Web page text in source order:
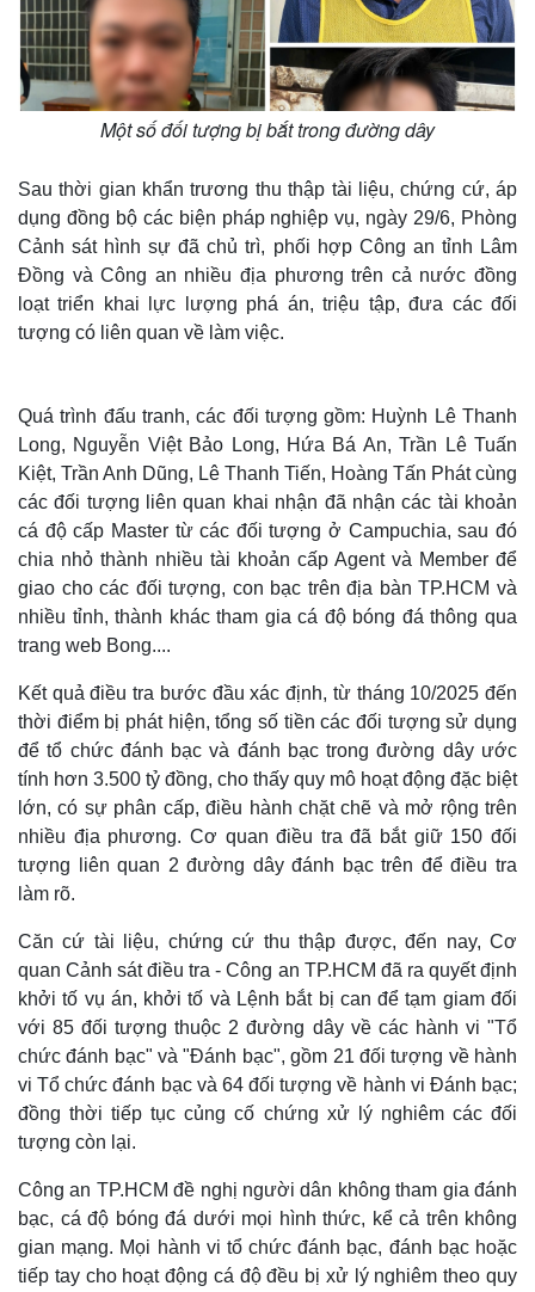
Thế giới
Quan sát
Cuộc sống đó đây
Hồ sơ
Multimedia
Ảnh
E-Magazine
Infographic
Một số đối tượng bị bắt trong đường dây
Sau thời gian khẩn trương thu thập tài liệu, chứng cứ, áp
dụng đồng bộ các biện pháp nghiệp vụ, ngày 29/6, Phòng
Cảnh sát hình sự đã chủ trì, phối hợp Công an tỉnh Lâm
Đồng và Công an nhiều địa phương trên cả nước đồng
loạt triển khai lực lượng phá án, triệu tập, đưa các đối
tượng có liên quan về làm việc.
Quá trình đấu tranh, các đối tượng gồm: Huỳnh Lê Thanh
Long, Nguyễn Việt Bảo Long, Hứa Bá An, Trần Lê Tuấn
Kiệt, Trần Anh Dũng, Lê Thanh Tiến, Hoàng Tấn Phát cùng
các đối tượng liên quan khai nhận đã nhận các tài khoản
cá độ cấp Master từ các đối tượng ở Campuchia, sau đó
chia nhỏ thành nhiều tài khoản cấp Agent và Member để
giao cho các đối tượng, con bạc trên địa bàn TP.HCM và
nhiều tỉnh, thành khác tham gia cá độ bóng đá thông qua
trang web Bong....
Kết quả điều tra bước đầu xác định, từ tháng 10/2025 đến
thời điểm bị phát hiện, tổng số tiền các đối tượng sử dụng
để tổ chức đánh bạc và đánh bạc trong đường dây ước
tính hơn 3.500 tỷ đồng, cho thấy quy mô hoạt động đặc biệt
lớn, có sự phân cấp, điều hành chặt chẽ và mở rộng trên
nhiều địa phương. Cơ quan điều tra đã bắt giữ 150 đối
tượng liên quan 2 đường dây đánh bạc trên để điều tra
làm rõ.
Căn cứ tài liệu, chứng cứ thu thập được, đến nay, Cơ
quan Cảnh sát điều tra - Công an TP.HCM đã ra quyết định
khởi tố vụ án, khởi tố và Lệnh bắt bị can để tạm giam đối
với 85 đối tượng thuộc 2 đường dây về các hành vi "Tổ
chức đánh bạc" và "Đánh bạc", gồm 21 đối tượng về hành
vi Tổ chức đánh bạc và 64 đối tượng về hành vi Đánh bạc;
đồng thời tiếp tục củng cố chứng xử lý nghiêm các đối
tượng còn lại.
Công an TP.HCM đề nghị người dân không tham gia đánh
bạc, cá độ bóng đá dưới mọi hình thức, kể cả trên không
gian mạng. Mọi hành vi tổ chức đánh bạc, đánh bạc hoặc
tiếp tay cho hoạt động cá độ đều bị xử lý nghiêm theo quy